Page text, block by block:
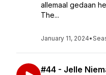
allemaal gedaan
The...
January 11, 2024•
#44 - Jelle